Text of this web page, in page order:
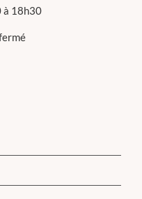
à 18h30